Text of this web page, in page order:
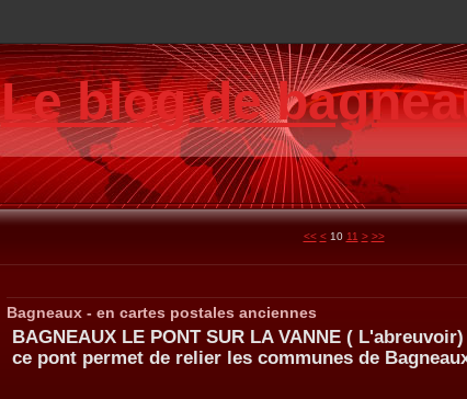
Le blog de
<< < 10 11 > >>
Bagneaux - en cartes postales anciennes
BAGNEAUX LE PONT SUR LA VANNE ( L'abreuvoir)
ce pont permet de relier les communes de